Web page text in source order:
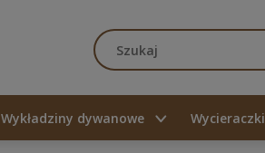
Wykładziny dywanowe Wycieraczki